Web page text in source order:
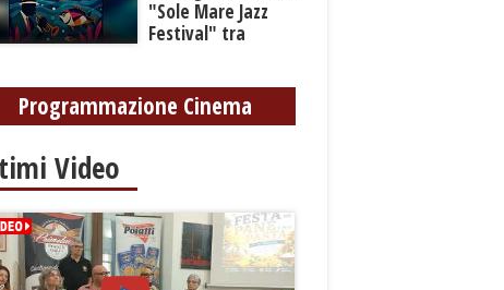
"Sole Mare Jazz
Festival" tra
Programmazione Cinema
Video